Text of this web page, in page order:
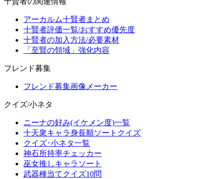
アーカルム十賢者まとめ
十賢者評価一覧/おすすめ優先度
十賢者の加入方法/必要素材
「至賢の領域」強化内容
フレンド募集
フレンド募集画像メーカー
クイズ/小ネタ
ニーナの好み(イケメン度)一覧
十天衆キャラ身長順ソートクイズ
クイズ･小ネタ一覧
神石所持率チェッカー
巫女推しキャラソート
武器種当てクイズ10問